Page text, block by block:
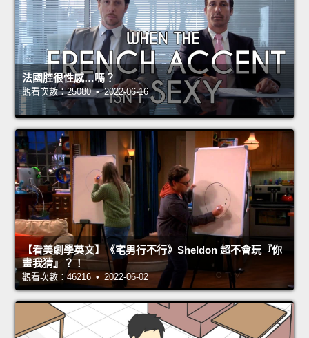
法國腔很性感…嗎？
觀看次數：25080 • 2022-06-16
【看美劇學英文】《宅男行不行》Sheldon 超不會玩『你
畫我猜』？！
觀看次數：46216 • 2022-06-02